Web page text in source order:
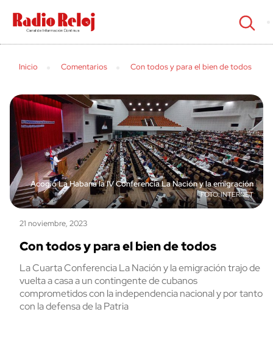
cerrar
Inicio Comentarios Con todos y para el bien de todos
Acogió La Habana la IV Conferencia La Nación y la emigración
INTERNET
21 noviembre, 2023
Con todos y para el bien de todos
La Cuarta Conferencia La Nación y la emigración trajo de
vuelta a casa a un contingente de cubanos
comprometidos con la independencia nacional y por tanto
con la defensa de la Patria